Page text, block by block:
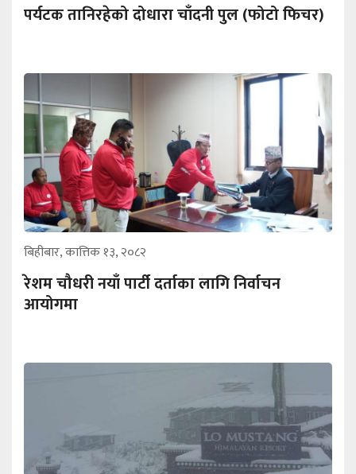
पर्यटक तानिरहेको दोधारा चाँदनी पुल (फोटो फिचर)
बिहीबार, कात्तिक १३, २०८२
रेशम चौधरी नयाँ पार्टी दर्ताका लागि निर्वाचन
आयोगमा